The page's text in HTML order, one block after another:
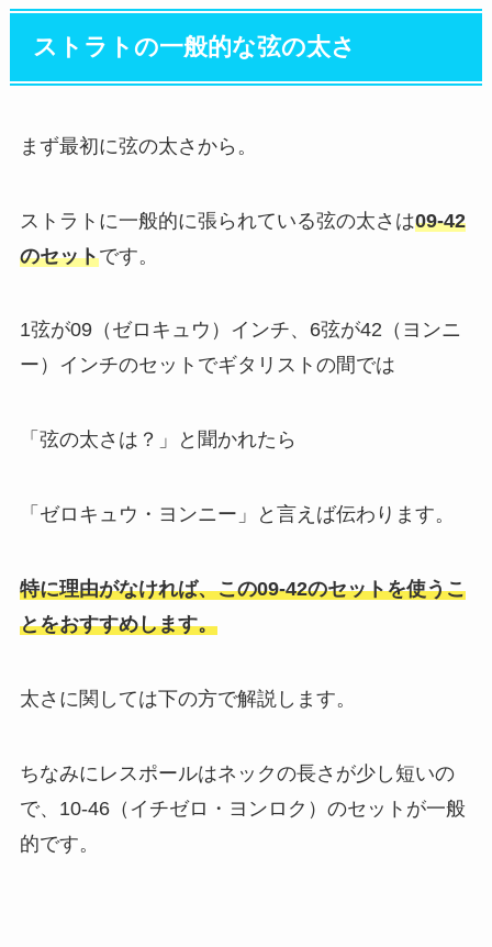
ストラトの一般的な弦の太さ
まず最初に弦の太さから。
ストラトに一般的に張られている弦の太さは09-42
のセットです。
1弦が09（ゼロキュウ）インチ、6弦が42（ヨンニ
ー）インチのセットでギタリストの間では
「弦の太さは？」と聞かれたら
「ゼロキュウ・ヨンニー」と言えば伝わります。
特に理由がなければ、この09-42のセットを使うこ
とをおすすめします。
太さに関しては下の方で解説します。
ちなみにレスポールはネックの長さが少し短いの
で、10‐46（イチゼロ・ヨンロク）のセットが一般
的です。